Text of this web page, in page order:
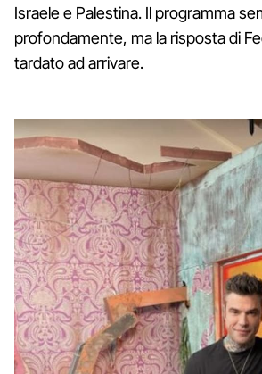
Israele e Palestina. Il programma
profondamente, ma la risposta di
tardato ad arrivare.